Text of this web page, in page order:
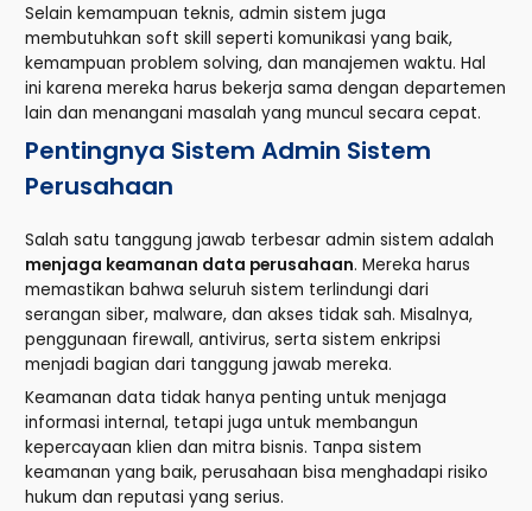
Selain kemampuan teknis, admin sistem juga
membutuhkan soft skill seperti komunikasi yang baik,
kemampuan problem solving, dan manajemen waktu. Hal
ini karena mereka harus bekerja sama dengan departemen
lain dan menangani masalah yang muncul secara cepat.
Pentingnya Sistem Admin Sistem
Perusahaan
Salah satu tanggung jawab terbesar admin sistem adalah
menjaga keamanan data perusahaan. Mereka harus
memastikan bahwa seluruh sistem terlindungi dari
serangan siber, malware, dan akses tidak sah. Misalnya,
penggunaan firewall, antivirus, serta sistem enkripsi
menjadi bagian dari tanggung jawab mereka.
Keamanan data tidak hanya penting untuk menjaga
informasi internal, tetapi juga untuk membangun
kepercayaan klien dan mitra bisnis. Tanpa sistem
keamanan yang baik, perusahaan bisa menghadapi risiko
hukum dan reputasi yang serius.